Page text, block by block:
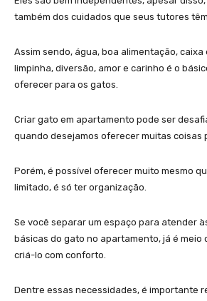
também dos cuidados que seus tutores
Assim sendo, água, boa alimentação, caixa
limpinha, diversão, amor e carinho é o
oferecer para os gatos.
Criar gato em apartamento pode ser
quando desejamos oferecer muitas coisas
Porém, é possível oferecer muito mesmo
limitado, é só ter organização.
Se você separar um espaço para atender
básicas do gato no apartamento, já é meio
criá-lo com conforto.
Dentre essas necessidades, é importante